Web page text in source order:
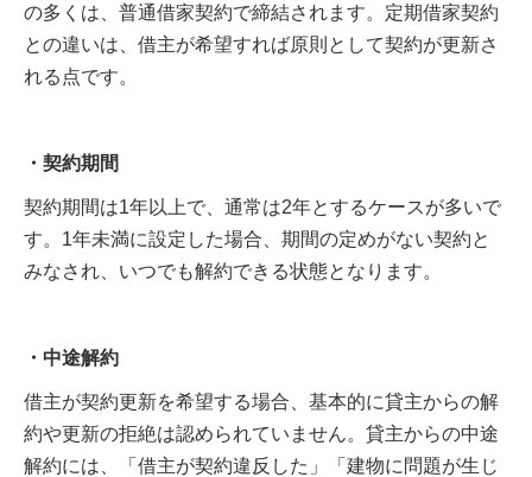
の多くは、普通借家契約で締結されます。定期借家契約
との違いは、借主が希望すれば原則として契約が更新さ
れる点です。
・契約期間
契約期間は1年以上で、通常は2年とするケースが多いで
す。1年未満に設定した場合、期間の定めがない契約と
みなされ、いつでも解約できる状態となります。
・中途解約
借主が契約更新を希望する場合、基本的に貸主からの解
約や更新の拒絶は認められていません。貸主からの中途
解約には、「借主が契約違反した」「建物に問題が生じ